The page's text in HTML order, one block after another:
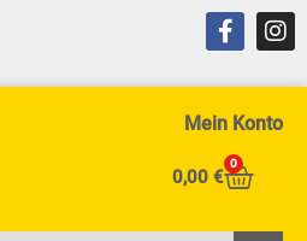
Mein Konto
0,00 €
0